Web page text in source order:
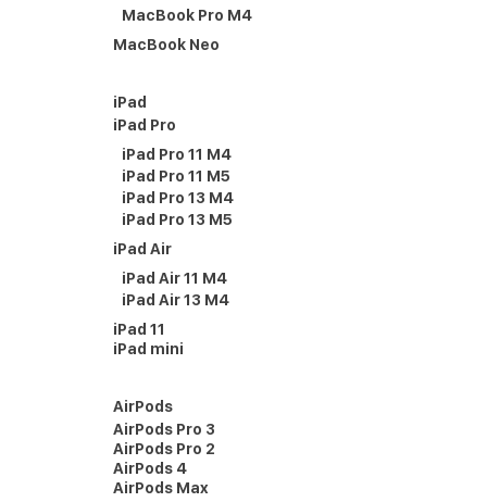
MacBook Pro M4
MacBook Neo
iPad
iPad Pro
iPad Pro 11 M4
iPad Pro 11 M5
iPad Pro 13 M4
iPad Pro 13 M5
iPad Air
iPad Air 11 M4
iPad Air 13 M4
iPad 11
iPad mini
AirPods
AirPods Pro 3
AirPods Pro 2
AirPods 4
AirPods Max